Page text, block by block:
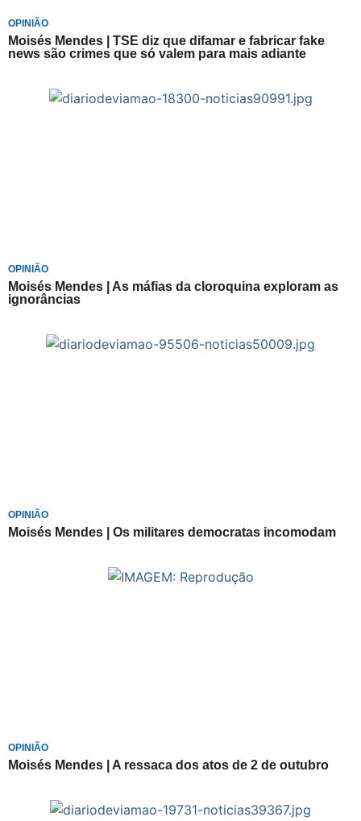
OPINIÃO
Moisés Mendes | TSE diz que difamar e fabricar fake
news são crimes que só valem para mais adiante
OPINIÃO
Moisés Mendes | As máfias da cloroquina exploram as
ignorâncias
OPINIÃO
Moisés Mendes | Os militares democratas incomodam
OPINIÃO
Moisés Mendes | A ressaca dos atos de 2 de outubro